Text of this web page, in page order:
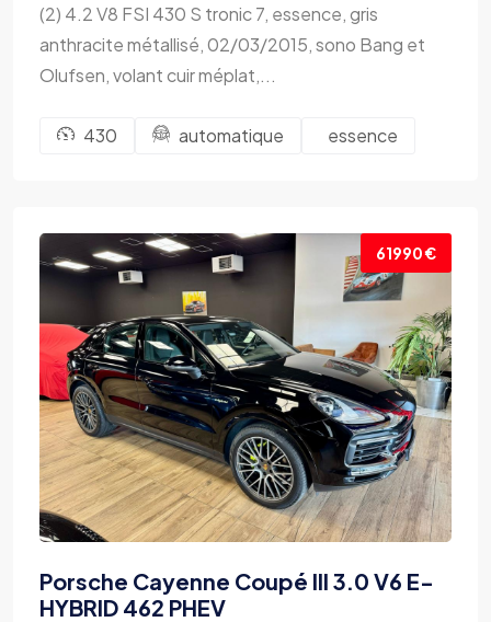
(2) 4.2 V8 FSI 430 S tronic 7, essence, gris
anthracite métallisé, 02/03/2015, sono Bang et
Olufsen, volant cuir méplat,...
430 automatique essence
61990 €
Porsche Cayenne Coupé III 3.0 V6 E-
HYBRID 462 PHEV